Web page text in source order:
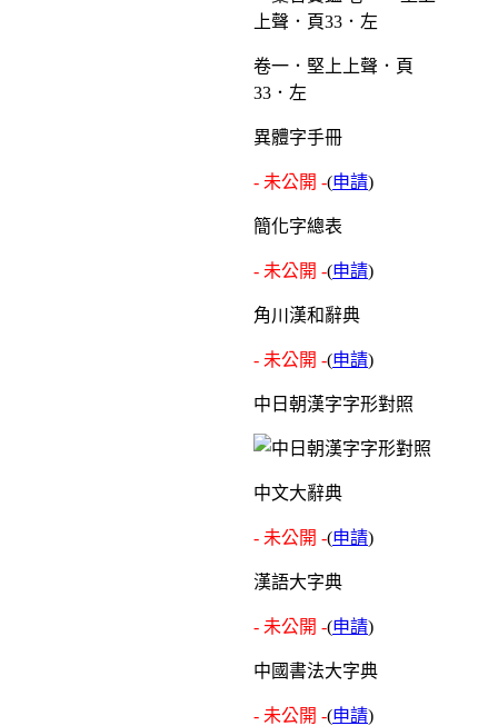
卷一．堅上上聲．頁
33．左
異體字手冊
- 未公開 -(申請)
簡化字總表
- 未公開 -(申請)
角川漢和辭典
- 未公開 -(申請)
中日朝漢字字形對照
中文大辭典
- 未公開 -(申請)
漢語大字典
- 未公開 -(申請)
中國書法大字典
- 未公開 -(申請)